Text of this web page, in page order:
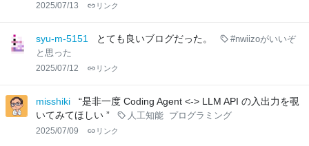
2025/07/13 リンク
syu-m-5151 とても良いブログだった。
#nwiizoがいいぞ
と思った
2025/07/12 リンク
misshiki
“是非一度 Coding Agent <-> LLM API の入出力を覗
いてみてほしい ”
人工知能 プログラミング
2025/07/09 リンク